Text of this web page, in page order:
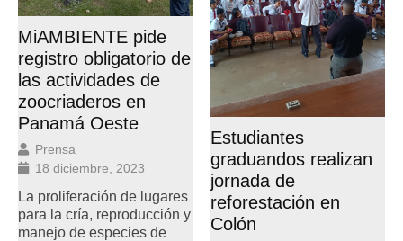
MiAMBIENTE pide
registro obligatorio de
las actividades de
zoocriaderos en
Panamá Oeste
Prensa
18 diciembre, 2023
La proliferación de lugares
para la cría, reproducción y
manejo de especies de
Estudiantes
graduandos realizan
jornada de
reforestación en
Colón